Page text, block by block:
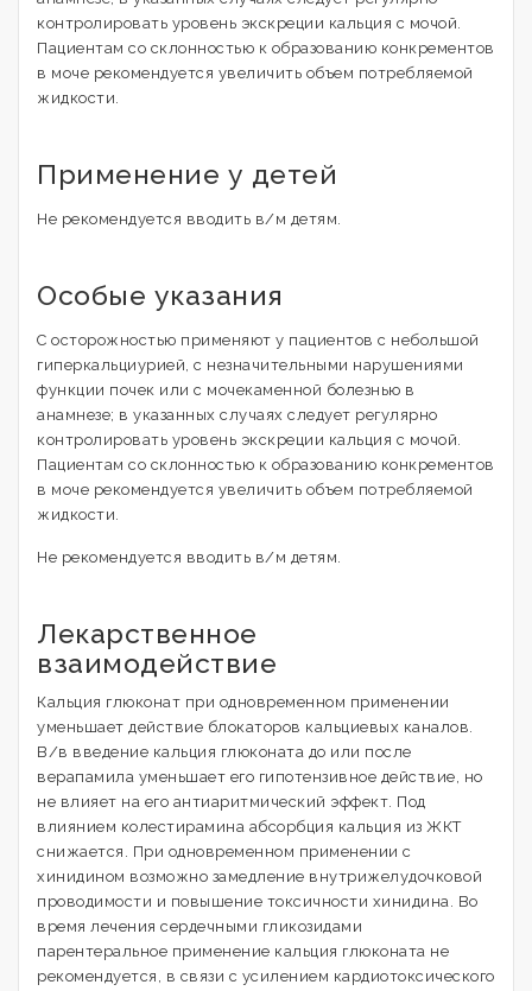
контролировать уровень экскреции кальция с мочой.
Пациентам со склонностью к образованию конкрементов
в моче рекомендуется увеличить объем потребляемой
жидкости.
Применение у детей
Не рекомендуется вводить в/м детям.
Особые указания
С осторожностью применяют у пациентов с небольшой
гиперкальциурией, с незначительными нарушениями
функции почек или с мочекаменной болезнью в
анамнезе; в указанных случаях следует регулярно
контролировать уровень экскреции кальция с мочой.
Пациентам со склонностью к образованию конкрементов
в моче рекомендуется увеличить объем потребляемой
жидкости.
Не рекомендуется вводить в/м детям.
Лекарственное
взаимодействие
Кальция глюконат при одновременном применении
уменьшает действие блокаторов кальциевых каналов.
В/в введение кальция глюконата до или после
верапамила уменьшает его гипотензивное действие, но
не влияет на его антиаритмический эффект. Под
влиянием колестирамина абсорбция кальция из ЖКТ
снижается. При одновременном применении с
хинидином возможно замедление внутрижелудочковой
проводимости и повышение токсичности хинидина. Во
время лечения сердечными гликозидами
парентеральное применение кальция глюконата не
рекомендуется, в связи с усилением кардиотоксического